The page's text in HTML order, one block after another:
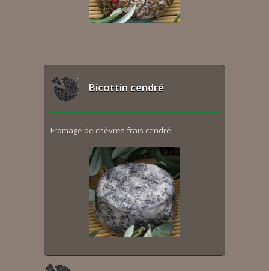
Bicottin cendré
Fromage de chèvres frais cendré.